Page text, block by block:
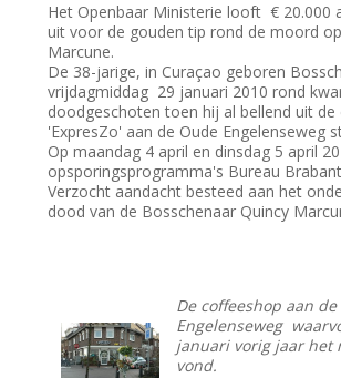
Het Openbaar Ministerie looft € 20.000
uit voor de gouden tip rond de moord
Marcune.
De 38-jarige, in Curaçao geboren
vrijdagmiddag 29 januari 2010 rond
doodgeschoten toen hij al bellend uit de
'ExpresZo' aan de Oude Engelenseweg
Op maandag 4 april en dinsdag 5 april
opsporingsprogramma's Bureau
Verzocht aandacht besteed aan het
dood van de Bosschenaar Quincy
De coffeeshop aan
Engelenseweg
januari vorig jaar het
vond.